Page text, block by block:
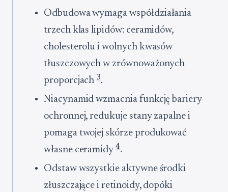
Odbudowa wymaga współdziałania
trzech klas lipidów: ceramidów,
cholesterolu i wolnych kwasów
tłuszczowych w zrównoważonych
proporcjach3.
Niacynamid wzmacnia funkcję bariery
ochronnej, redukuje stany zapalne i
pomaga twojej skórze produkować
własne ceramidy4.
Odstaw wszystkie aktywne środki
złuszczające i retinoidy, dopóki